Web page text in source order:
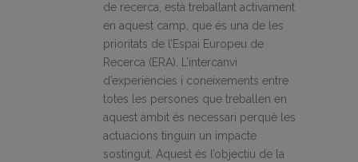
de recerca, està treballant activament
en aquest camp, que és una de les
prioritats de l’Espai Europeu de
Recerca (ERA). L’intercanvi
d’experiències i coneixements entre
totes les persones que treballen en
aquest àmbit és necessari perquè les
actuacions tinguin un impacte
sostingut. Aquest és l’objectiu de la